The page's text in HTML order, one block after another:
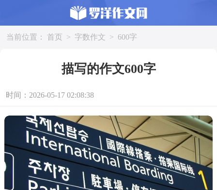
当前位置： 首页 > 字数作文 > 600字
描写的作文600字
时间：2026-05-17 02:08:38